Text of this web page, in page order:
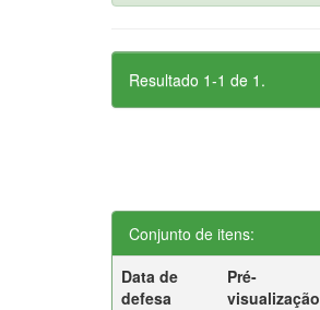
Resultado 1-1 de 1.
Conjunto de itens:
Data de
defesa
Pré-
visualização